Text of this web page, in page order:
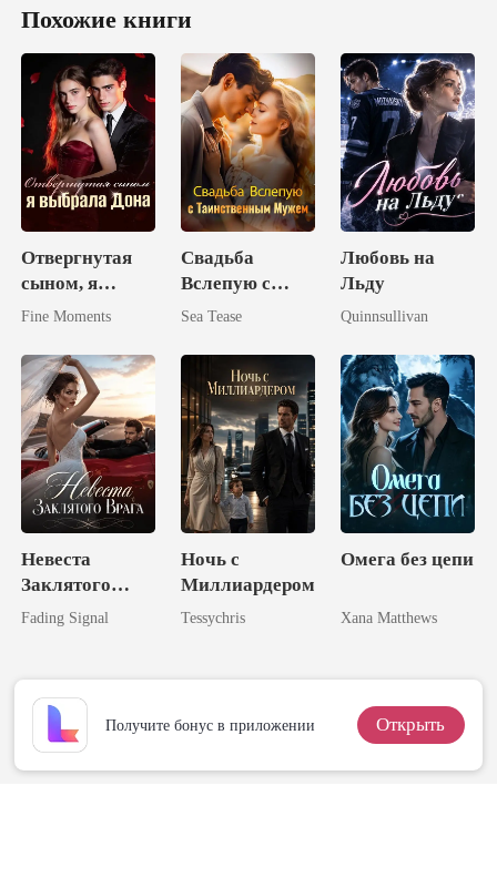
Похожие книги
Отвергнутая
сыном, я
выбрала Дона
Fine Moments
Свадьба
Вслепую с
Таинственным
Sea Tease
Любовь на
Льду
Quinnsullivan
Невеста
Заклятого
Врага
Fading Signal
Ночь с
Миллиардером
Tessychris
Омега без цепи
Xana Matthews
Получите бонус в приложении Открыть